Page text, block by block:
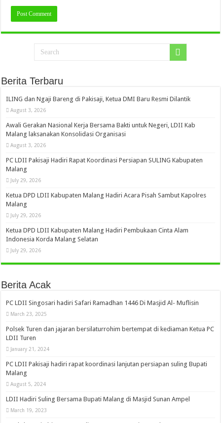
Berita Terbaru
ILING dan Ngaji Bareng di Pakisaji, Ketua DMI Baru Resmi Dilantik
August 3, 2026
Awali Gerakan Nasional Kerja Bersama Bakti untuk Negeri, LDII Kab
Malang laksanakan Konsolidasi Organisasi
August 3, 2026
PC LDII Pakisaji Hadiri Rapat Koordinasi Persiapan SULING Kabupaten
Malang
July 29, 2026
Ketua DPD LDII Kabupaten Malang Hadiri Acara Pisah Sambut Kapolres
Malang
July 29, 2026
Ketua DPD LDII Kabupaten Malang Hadiri Pembukaan Cinta Alam
Indonesia Korda Malang Selatan
July 29, 2026
Berita Acak
PC LDII Singosari hadiri Safari Ramadhan 1446 Di Masjid Al- Muflisin
March 23, 2025
Polsek Turen dan jajaran bersilaturrohim bertempat di kediaman Ketua PC
LDII Turen
January 21, 2024
PC LDII Pakisaji hadiri rapat koordinasi lanjutan persiapan suling Bupati
Malang
August 5, 2024
LDII Hadiri Suling Bersama Bupati Malang di Masjid Sunan Ampel
March 19, 2023